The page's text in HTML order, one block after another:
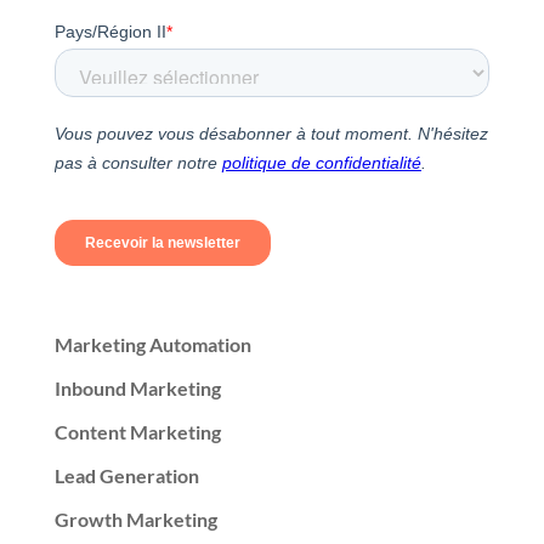
Marketing Automation
Inbound Marketing
Content Marketing
Lead Generation
Growth Marketing